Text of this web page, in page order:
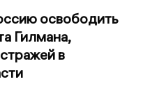
освободить
Гилмана,
в